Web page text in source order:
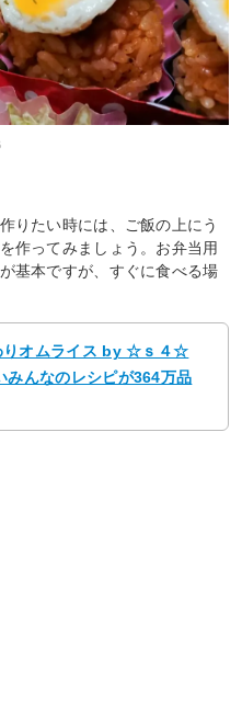
りたい時には、ご飯の上にう
作ってみましょう。お弁当用
基本ですが、すぐに食べる場
りオムライス by ☆ｓ４☆
みんなのレシピが364万品